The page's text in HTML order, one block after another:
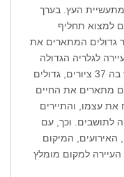
מתעשיית העץ. בערך
למצוא תחליף
גדולים המתארים את
לגלריה הגדולה
ביותר תחת כיפת השמים בקנדה. כרגע יש בה 37 ציורים, גדולים
מתארים את החיים
הרעיון הוכיח את עצמו, והתיירים
לתושבים. וכך, עם
האירועים, המיקום
למקום מומלץ